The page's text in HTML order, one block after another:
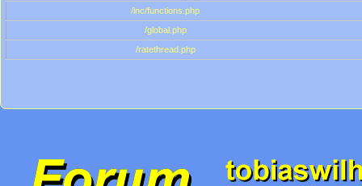
/inc/functions.php
/global.php
/ratethread.php